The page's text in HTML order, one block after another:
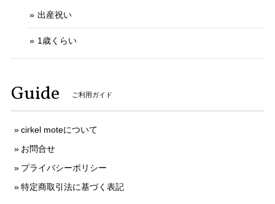
出産祝い
1歳くらい
Guide ご利用ガイド
cirkel moteについて
お問合せ
プライバシーポリシー
特定商取引法に基づく表記